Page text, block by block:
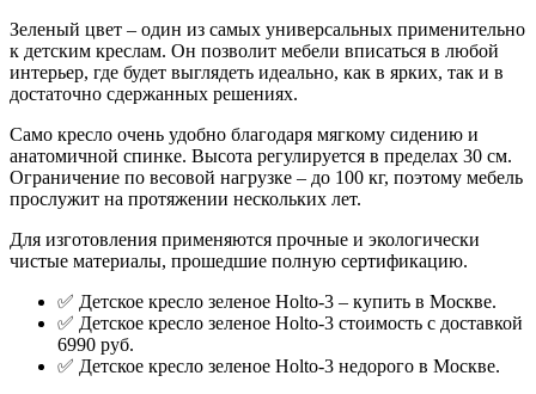
Зеленый цвет – один из самых универсальных применительно
к детским креслам. Он позволит мебели вписаться в любой
интерьер, где будет выглядеть идеально, как в ярких, так и в
достаточно сдержанных решениях.
Само кресло очень удобно благодаря мягкому сидению и
анатомичной спинке. Высота регулируется в пределах 30 см.
Ограничение по весовой нагрузке – до 100 кг, поэтому мебель
прослужит на протяжении нескольких лет.
Для изготовления применяются прочные и экологически
чистые материалы, прошедшие полную сертификацию.
✅ Детское кресло зеленое Holto-3 – купить в Москве.
✅ Детское кресло зеленое Holto-3 стоимость с доставкой
6990 руб.
✅ Детское кресло зеленое Holto-3 недорого в Москве.